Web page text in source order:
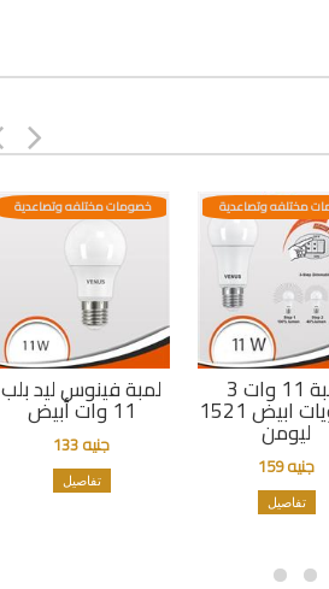
لمبة فينوس ليد بلب
11 وات أبيض
خصومات مختلفه وتصاعدية
جنيه 133
تفاصيل
لمبة 11 وات 3
مستويات ابيض 1521
ليومن
مختلفه وتصاعدية
جنيه 159
تفاصيل